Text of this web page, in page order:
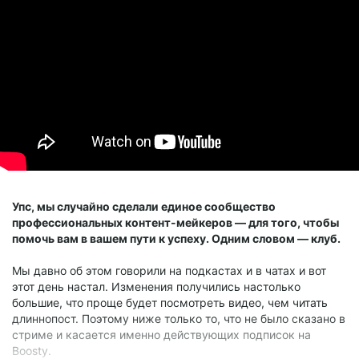
Упс, мы случайно сделали единое сообщество
профессиональных контент-мейкеров — для того, чтобы
помочь вам в вашем пути к успеху. Одним словом — клуб.
Мы давно об этом говорили на подкастах и в чатах и вот
этот день настал. Изменения получились настолько
большие, что проще будет посмотреть видео, чем читать
длиннопост. Поэтому ниже только то, что не было сказано в
стриме и касается именно действующих подписок на
Boosty.